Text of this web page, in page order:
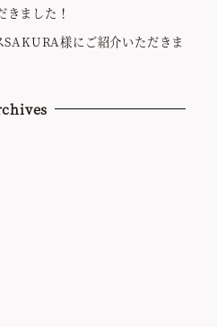
ました！
SAKURA様にご紹介いただきま